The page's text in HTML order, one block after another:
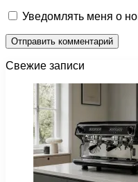
Уведомлять меня о
Свежие записи